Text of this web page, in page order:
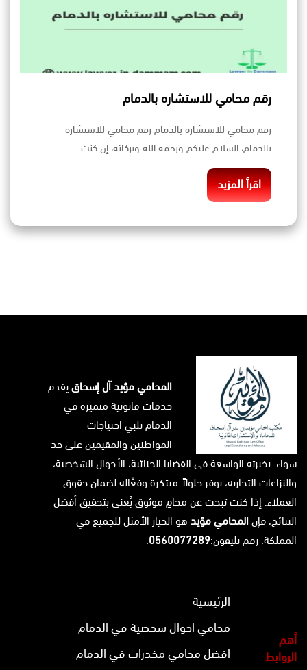
رقم محامي للاستشاره بالدمام
رقم محامي للاستشاره بالدمام رقم محامي للاستشاره
بالدمام، السلام عليكم ورحمة الله وبركاته، إن كنت…
اقرأ المزيد
المحامي مؤيد آل إسحاقيقدم
خدمات قانونية متميزة في
الدمام تلبي احتياجات
المواطنين والمقيمين على حد
سواء. بخبرته الواسعة في القضايا الجنائية، الأحوال الشخصية،
والنزاعات التجارية، يوفر حلولاً مبتكرة وفعّالة لضمان حقوق
العملاء. إذا كنت تبحث عن محامٍ موثوق يُعنى بتحقيق أفضل
النتائج، فإنالمحامي مؤيد هو الخيار الأمثل للجميع في
المملكة. رقم تليفون:0560077289
.
أهم
الروابط
الرئيسية
محامي احوال شخصية في الدمام
افضل محامي مخدرات في الدمام